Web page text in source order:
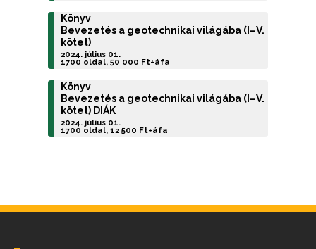
Könyv
Bevezetés a geotechnikai világába (I–V.
kötet)
2024. július 01.
1700 oldal, 50 000 Ft+áfa
Könyv
Bevezetés a geotechnikai világába (I–V.
kötet) DIÁK
2024. július 01.
1700 oldal, 12 500 Ft+áfa